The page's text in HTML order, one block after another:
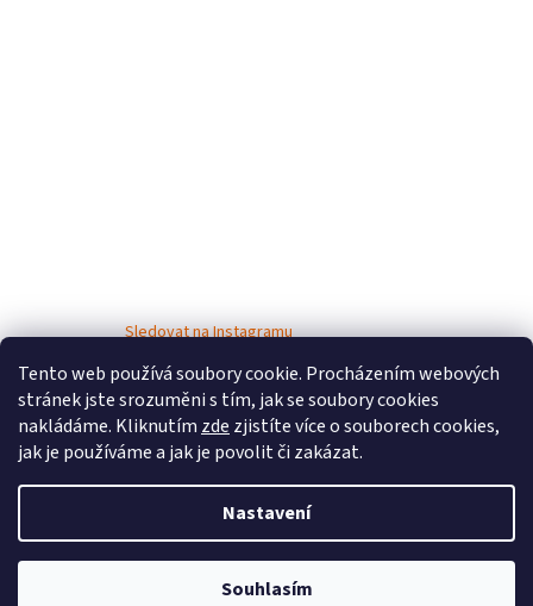
Tento web používá soubory cookie. Procházením webových
stránek jste srozuměni s tím, jak se soubory cookies
nakládáme. Kliknutím zde zjistíte více o souborech cookies,
jak je používáme a jak je povolit či zakázat.
Nastavení
Souhlasím
Sledovat na Instagramu
Vytvořil Shoptet
Bosé děti. Všechna práva vyhrazena.